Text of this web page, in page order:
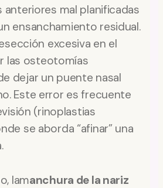
anteriores mal planificadas
ensanchamiento residual.
excesiva en el
las osteotomías
dejar un puente nasal
Este error es frecuente
(rinoplastias
se aborda “afinar” una
lamanchura de la nariz